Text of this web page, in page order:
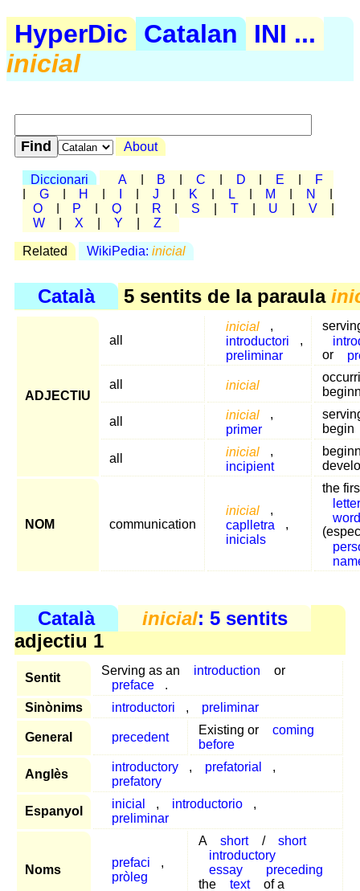
HyperDic Catalan
INI ...
inicial
About
Diccionari A B C D E
F
G H J K L M N
O
P Q R S T U V
W
X Y Z
Related WikiPedia: inicial
Català 5 sentits de la paraula
ADJECTIU
all
inicial
,
introductori
,
preliminar
or
all inicial
all
inicial
,
primer
begin
all
inicial
,
incipient
NOM communication
inicial
,
caplletra
,
inicials
the
letter
word
Català inicial: 5 sentits
adjectiu 1
Sentit
Serving as an introduction
or
preface
.
Sinònims
introductori , preliminar
General precedent
Existing or
coming
before
Anglès
introductory , prefatorial
,
prefatory
Espanyol
inicial , introductorio
,
preliminar
Noms
prefaci
,
pròleg
A short /
short
introductory
essay
preceding
the
text
of a